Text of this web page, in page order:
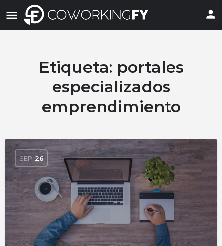
Etiqueta: portales
especializados
emprendimiento
SEP 26